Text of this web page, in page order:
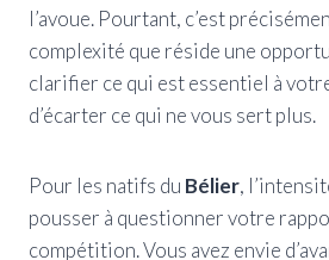
l’avoue. Pourtant, c’est
complexité que réside une
clarifier ce qui est essentiel à
d’écarter ce qui ne vous sert plus.
Pour les natifs du Bélier,
pousser à questionner votre
compétition. Vous avez envie